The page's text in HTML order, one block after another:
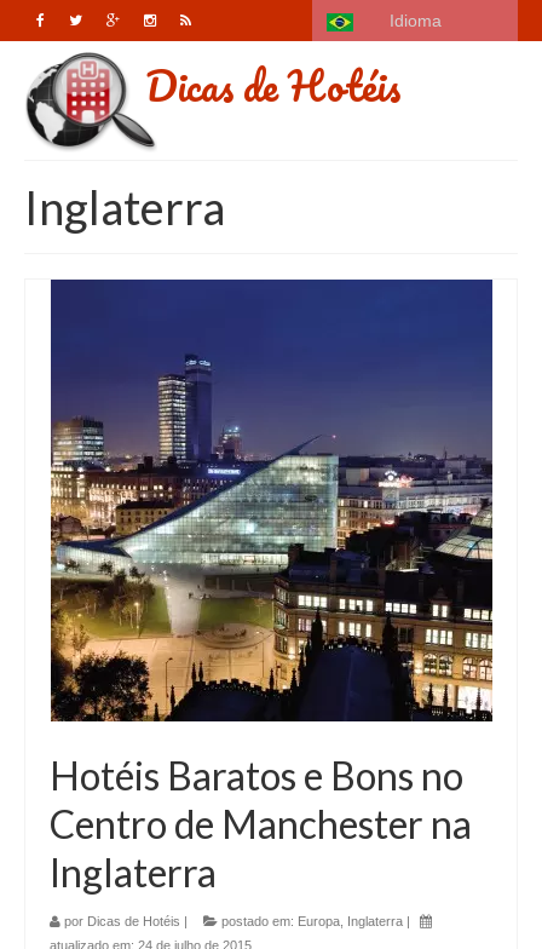
Idioma
Dicas de Hotéis
Inglaterra
Hotéis Baratos e Bons no
Centro de Manchester na
Inglaterra
por Dicas de Hotéis | postado em: Europa Inglaterra |
atualizado em: 24 de julho de 2015